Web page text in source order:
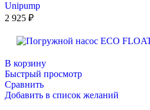
Unipump
2 925 ₽
В корзину
Быстрый просмотр
Сравнить
Добавить в список желаний